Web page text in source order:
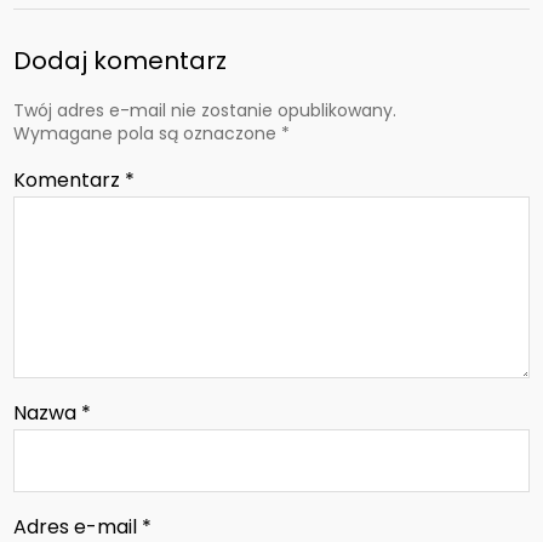
Dodaj komentarz
Twój adres e-mail nie zostanie opublikowany.
Wymagane pola są oznaczone *
Komentarz *
Nazwa *
Adres e-mail *